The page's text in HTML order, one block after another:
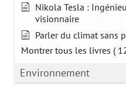
Nikola Tesla :
visionnaire
Parler du climat sans
Montrer tous les livres (
Environnement